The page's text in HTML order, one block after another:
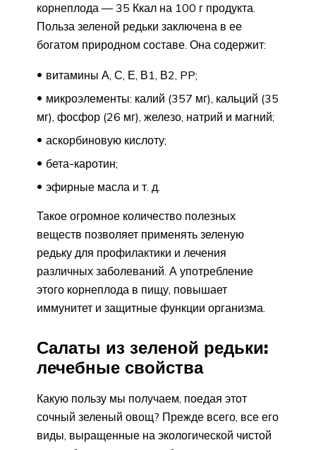
корнеплода — 35 Ккал на 100 г продукта.
Польза зеленой редьки заключена в ее
богатом природном составе. Она содержит:
витамины А, С, Е, В1, В2, PP;
микроэлементы: калий (357 мг), кальций (35
мг), фосфор (26 мг), железо, натрий и магний;
аскорбиновую кислоту;
бета-каротин;
эфирные масла и т. д.
Такое огромное количество полезных
веществ позволяет применять зеленую
редьку для профилактики и лечения
различных заболеваний. А употребление
этого корнеплода в пищу, повышает
иммунитет и защитные функции организма.
Салаты из зеленой редьки:
лечебные свойства
Какую пользу мы получаем, поедая этот
сочный зеленый овощ? Прежде всего, все его
виды, выращенные на экологической чистой